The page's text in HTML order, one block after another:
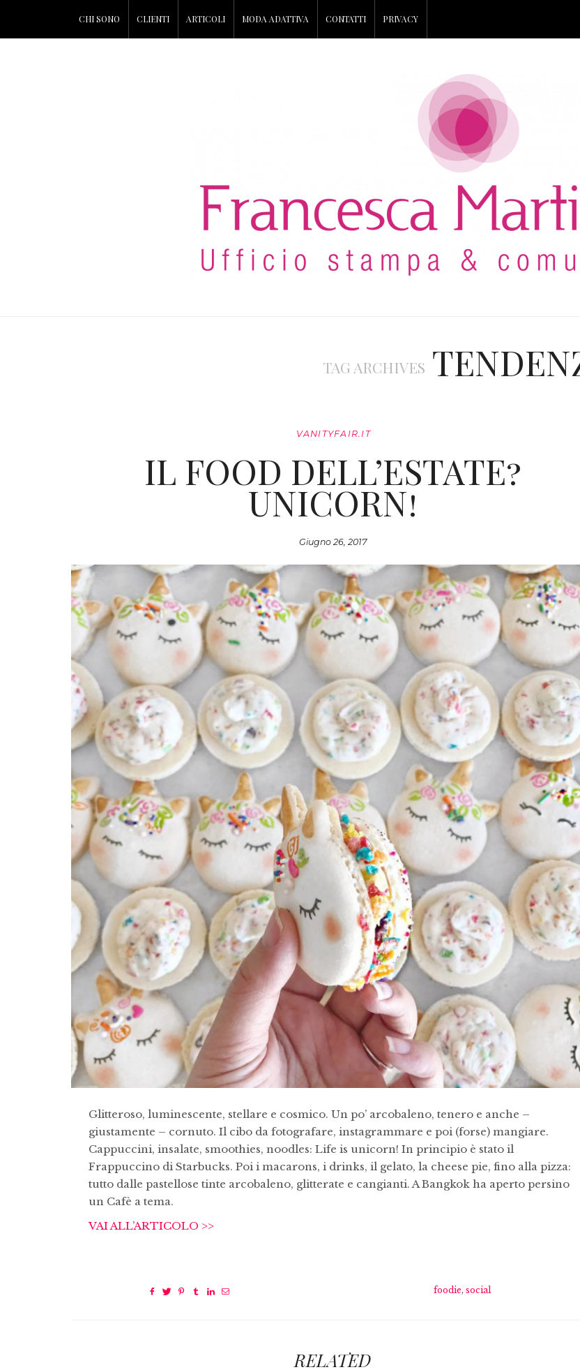
CHI SONO CLIENTI ARTICOLI MODA ADATTIVA CONTATTI PRIVACY
TAG ARCHIVES
VANITYFAIR.IT
IL FOOD DELL’ESTATE?
UNICORN!
Giugno 26, 2017
Glitteroso, luminescente, stellare e cosmico. Un po’ arcobaleno, tenero e anche –
giustamente – cornuto. Il cibo da fotografare, instagrammare e poi (forse) mangiare.
Cappuccini, insalate, smoothies, noodles: Life is unicorn! In principio è stato il
Frappuccino di Starbucks. Poi i macarons, i drinks, il gelato, la cheese pie, fino alla pizza:
tutto dalle pastellose tinte arcobaleno, glitterate e cangianti. A Bangkok ha aperto persino
un Cafè a tema.
VAI ALL’ARTICOLO >>
foodie, social
RELATED